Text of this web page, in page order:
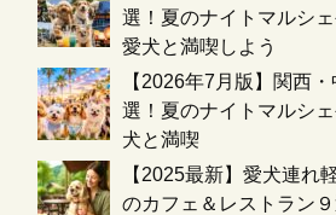
選！夏のナイトマルシ
愛犬と満喫しよう
【2026年7月版】関西
選！夏のナイトマルシ
犬と満喫
【2025最新】愛犬連れ
のカフェ＆レストラン